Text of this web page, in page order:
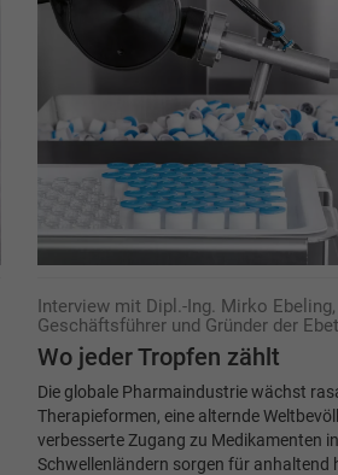
Interview mit Dipl.-Ing. Mirko Ebeling,
Geschäftsführer und Gründer der
Wo jeder Tropfen zählt
Die globale Pharmaindustrie wächst
Therapieformen, eine alternde
verbesserte Zugang zu Medikamenten in
Schwellenländern sorgen für anhaltend